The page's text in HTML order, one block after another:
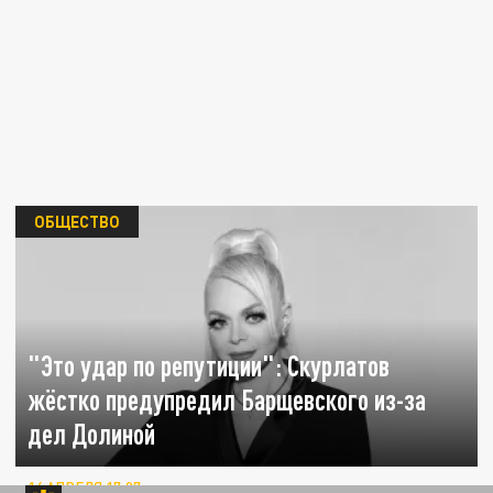
"Это удар по репутиции": Скурлатов
жёстко предупредил Барщевского из-за
дел Долиной
ОБЩЕСТВО
14 АПРЕЛЯ 17:07